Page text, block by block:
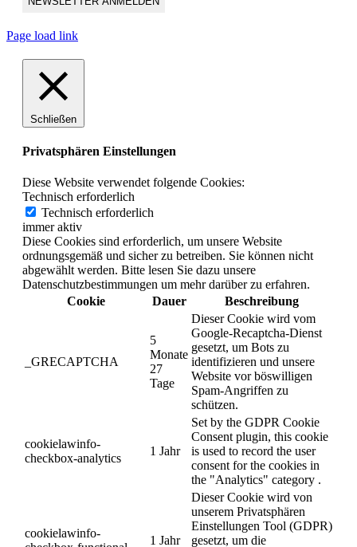
Page load link
Schließen
Privatsphären Einstellungen
Diese Website verwendet folgende Cookies:
Technisch erforderlich
Technisch erforderlich
immer aktiv
Diese Cookies sind erforderlich, um unsere Website
ordnungsgemäß und sicher zu betreiben. Sie können nicht
abgewählt werden. Bitte lesen Sie dazu unsere
Datenschutzbestimmungen um mehr darüber zu erfahren.
Cookie
Dauer Beschreibung
_GRECAPTCHA
5
Monate
27
Tage
Dieser Cookie wird vom
Google-Recaptcha-Dienst
gesetzt, um Bots zu
identifizieren und unsere
Website vor böswilligen
Spam-Angriffen zu
schützen.
cookielawinfo-
checkbox-analytics
1 Jahr
Set by the GDPR Cookie
Consent plugin, this cookie
is used to record the user
consent for the cookies in
the "Analytics" category .
cookielawinfo-
1 Jahr
Dieser Cookie wird von
unserem Privatsphären
Einstellungen Tool (GDPR)
gesetzt, um die